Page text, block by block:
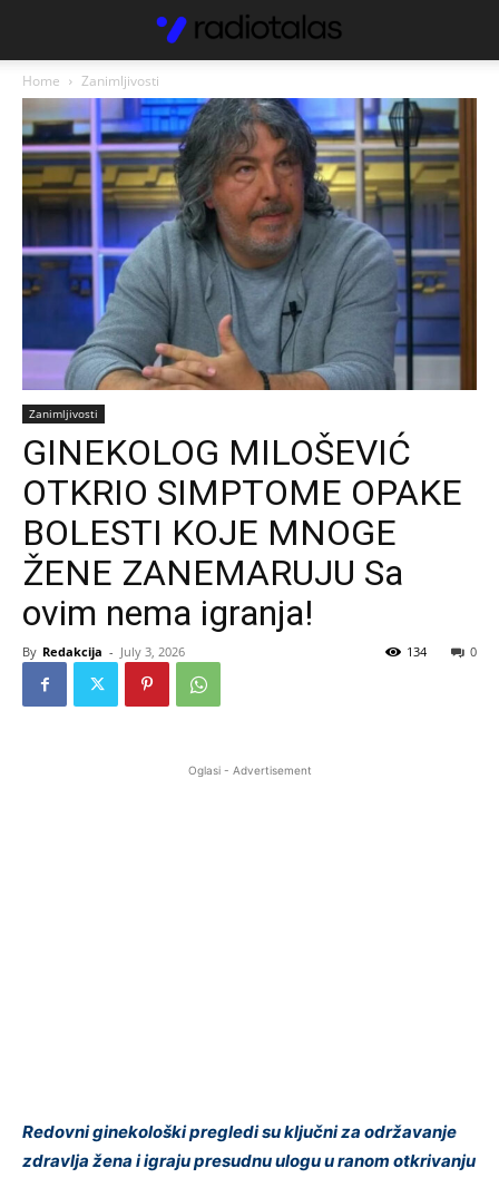
Home Zanimljivosti
Zanimljivosti
GINEKOLOG MILOŠEVIĆ
OTKRIO SIMPTOME OPAKE
BOLESTI KOJE MNOGE
ŽENE ZANEMARUJU Sa
ovim nema igranja!
By Redakcija - July 3, 2026 0
134
Oglasi - Advertisement
Redovni ginekološki pregledi su ključni za održavanje
zdravlja žena i igraju presudnu ulogu u ranom otkrivanju